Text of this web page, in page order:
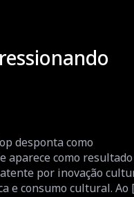
desponta como
aparece como resultado
por inovação
e consumo cultural. Ao